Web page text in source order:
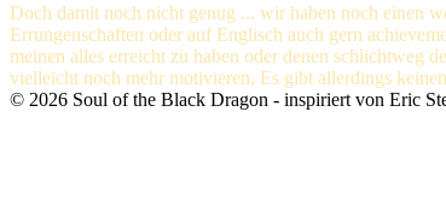
Doch damit noch nicht genug ... wir haben noch einen
Errungenschaften oder auf Englisch auch gern
meinen alles erreicht zu haben oder denen schlichtweg
vielleicht noch mehr motivieren. Es gibt allerdings
© 2026 Soul of the Black Dragon - inspiriert von Eric